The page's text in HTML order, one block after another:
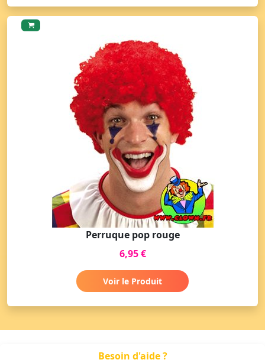
Perruque pop rouge
6,95 €
Voir le Produit
Besoin d'aide ?